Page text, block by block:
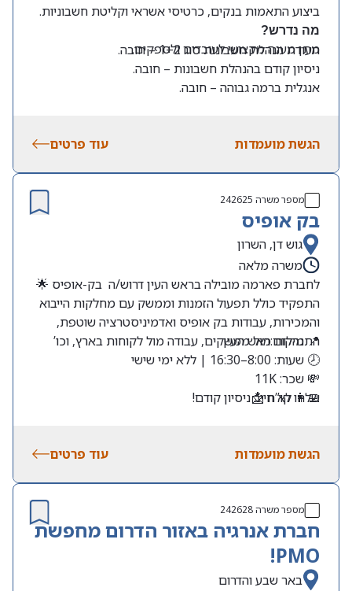
ביצוע התאמות בנקים, כרטיסי אשראי וקליטת חשבוניות.
מתן מענה מקצועי לעובדים ולספקים.
מה נדרש?
תעודת הנהלת חשבונות סוג 1+2 – חובה.
ניסיון קודם בהנהלת חשבונות – חובה.
אנגלית ברמה גבוהה – חובה.
הגשת מועמדות
עוד פרטים
מספר משרה 242625
בק אופיס
גוש דן, השרון
משרה מלאה
לחברת פארמה מובילה בראש העין דרוש/ה בק-אופיס 🌟
התפקיד כולל תפעול הזמנות וממשק עם מחלקות הייבוא
והמכירות, עבודות בק אופיס ואדמיניסטרציה שוטפת,
התנהלות מול ממשקים, עבודה מול לקוחות בארץ, וכו’
📍 מיקום:ראש העין
🕗 שעות: 8:00–16:30 | ללא ימי שישי
💸 שכר: 11K
👩‍💻 לא חייב ניסיון קודם!
שלחו קו”ח 📩
הגשת מועמדות עוד פרטים
מספר משרה242628
חברת אנרגיה באזור הדרום מחפשת
PMO!
באר שבע והדרום